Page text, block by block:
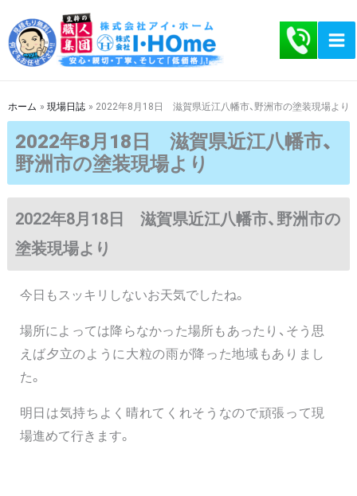
容
を
キ
ッ
ホーム 現場日誌 2022年8月18日 滋賀県近江八幡市、野洲市の塗装現場より
2022年8月18日 滋賀県近江八幡市、
野洲市の塗装現場より
2022年8月18日 滋賀県近江八幡市、野洲市の
塗装現場より
今日もスッキリしないお天気でしたね。
場所によっては降らなかった場所もあったり、そう思
えば夕立のように大粒の雨が降った地域もありまし
た。
明日は気持ちよく晴れてくれそうなので頑張って現
場進めて行きます。